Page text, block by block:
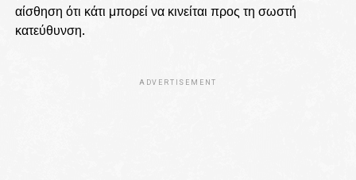
αίσθηση ότι κάτι μπορεί να κινείται προς τη σωστή
κατεύθυνση.
ADVERTISEMENT